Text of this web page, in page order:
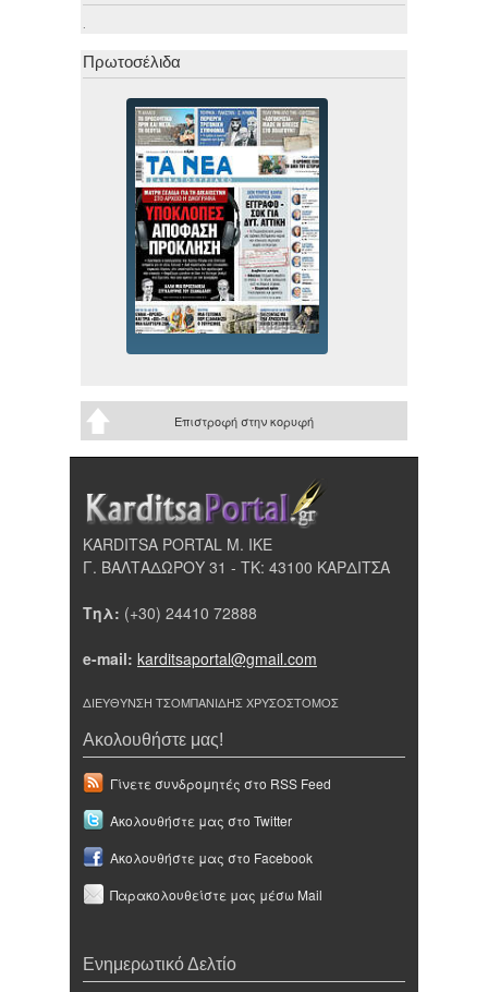
.
Πρωτοσέλιδα
Επιστροφή στην κορυφή
KARDITSA PORTAL Μ. ΙΚΕ
Γ. ΒΑΛΤΑΔΩΡΟΥ 31 - ΤΚ: 43100 ΚΑΡΔΙΤΣΑ
Τηλ: (+30) 24410 72888
e-mail: karditsaportal@gmail.com
ΔΙΕΥΘΥΝΣΗ ΤΣΟΜΠΑΝΙΔΗΣ ΧΡΥΣΟΣΤΟΜΟΣ
Ακολουθήστε μας!
Γίνετε συνδρομητές στο RSS Feed
Ακολουθήστε μας στο Twitter
Ακολουθήστε μας στο Facebook
Παρακολουθείστε μας μέσω Mail
Ενημερωτικό Δελτίο